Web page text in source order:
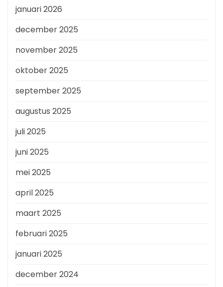
januari 2026
december 2025
november 2025
oktober 2025
september 2025
augustus 2025
juli 2025
juni 2025
mei 2025
april 2025
maart 2025
februari 2025
januari 2025
december 2024